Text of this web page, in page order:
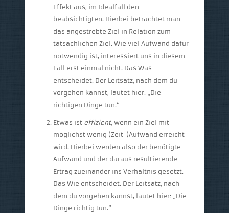
Effekt aus, im Idealfall den
beabsichtigten. Hierbei betrachtet man
das angestrebte Ziel in Relation zum
tatsächlichen Ziel. Wie viel Aufwand dafür
notwendig ist, interessiert uns in diesem
Fall erst einmal nicht. Das Was
entscheidet. Der Leitsatz, nach dem du
vorgehen kannst, lautet hier: „Die
richtigen Dinge tun.“
Etwas ist effizient, wenn ein Ziel mit
möglichst wenig (Zeit-)Aufwand erreicht
wird. Hierbei werden also der benötigte
Aufwand und der daraus resultierende
Ertrag zueinander ins Verhältnis gesetzt.
Das Wie entscheidet. Der Leitsatz, nach
dem du vorgehen kannst, lautet hier: „Die
Dinge richtig tun.“